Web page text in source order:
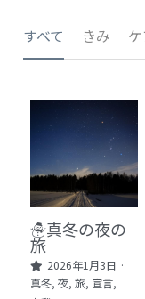
📸Who am
🏙️社員が防ぐ
🙌自傷・他害
🏫社会福祉法
🛒Learn
❓FAQ
すべて きみ
☃️真冬の夜の
旅
2026年1月3日 ·
真冬, 夜, 旅, 宣言,